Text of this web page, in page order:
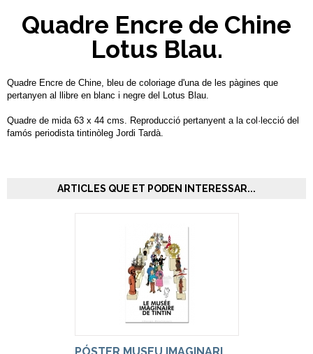
Quadre Encre de Chine
Lotus Blau.
Quadre Encre de Chine, bleu de coloriage d'una de les pàgines que
pertanyen al llibre en blanc i negre del Lotus Blau.
Quadre de mida 63 x 44 cms. Reproducció pertanyent a la col·lecció del
famós periodista tintinòleg Jordi Tardà.
ARTICLES QUE ET PODEN INTERESSAR...